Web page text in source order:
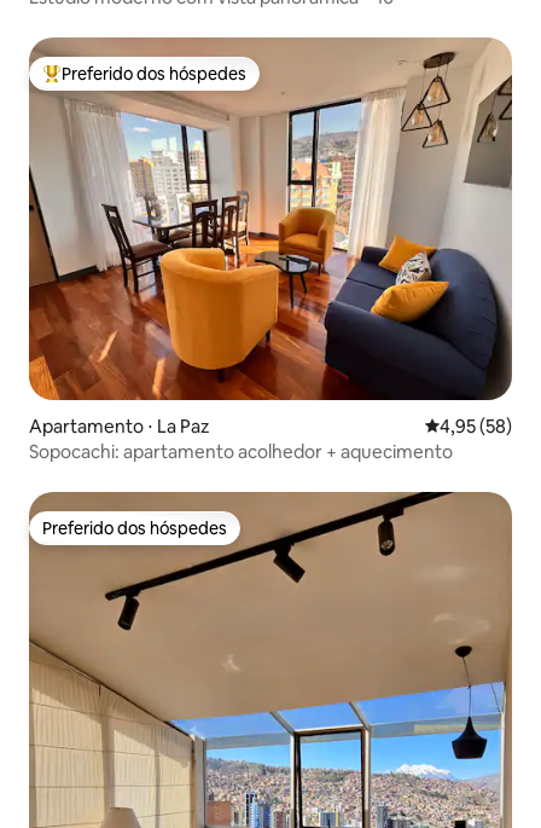
Entre os melhores preferidos dos hóspedes
Preferido dos hóspedes
Apartamento ⋅ La Paz 4,95 de uma
4,95 (58)
Sopocachi: apartamento acolhedor + aquecimento
Preferido dos hóspedes
Preferido dos hóspedes